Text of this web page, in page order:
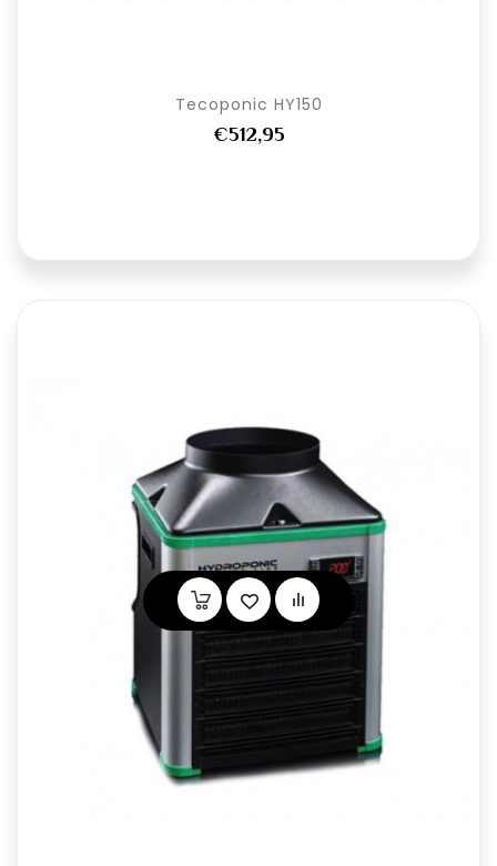
Tecoponic HY150
€512,95